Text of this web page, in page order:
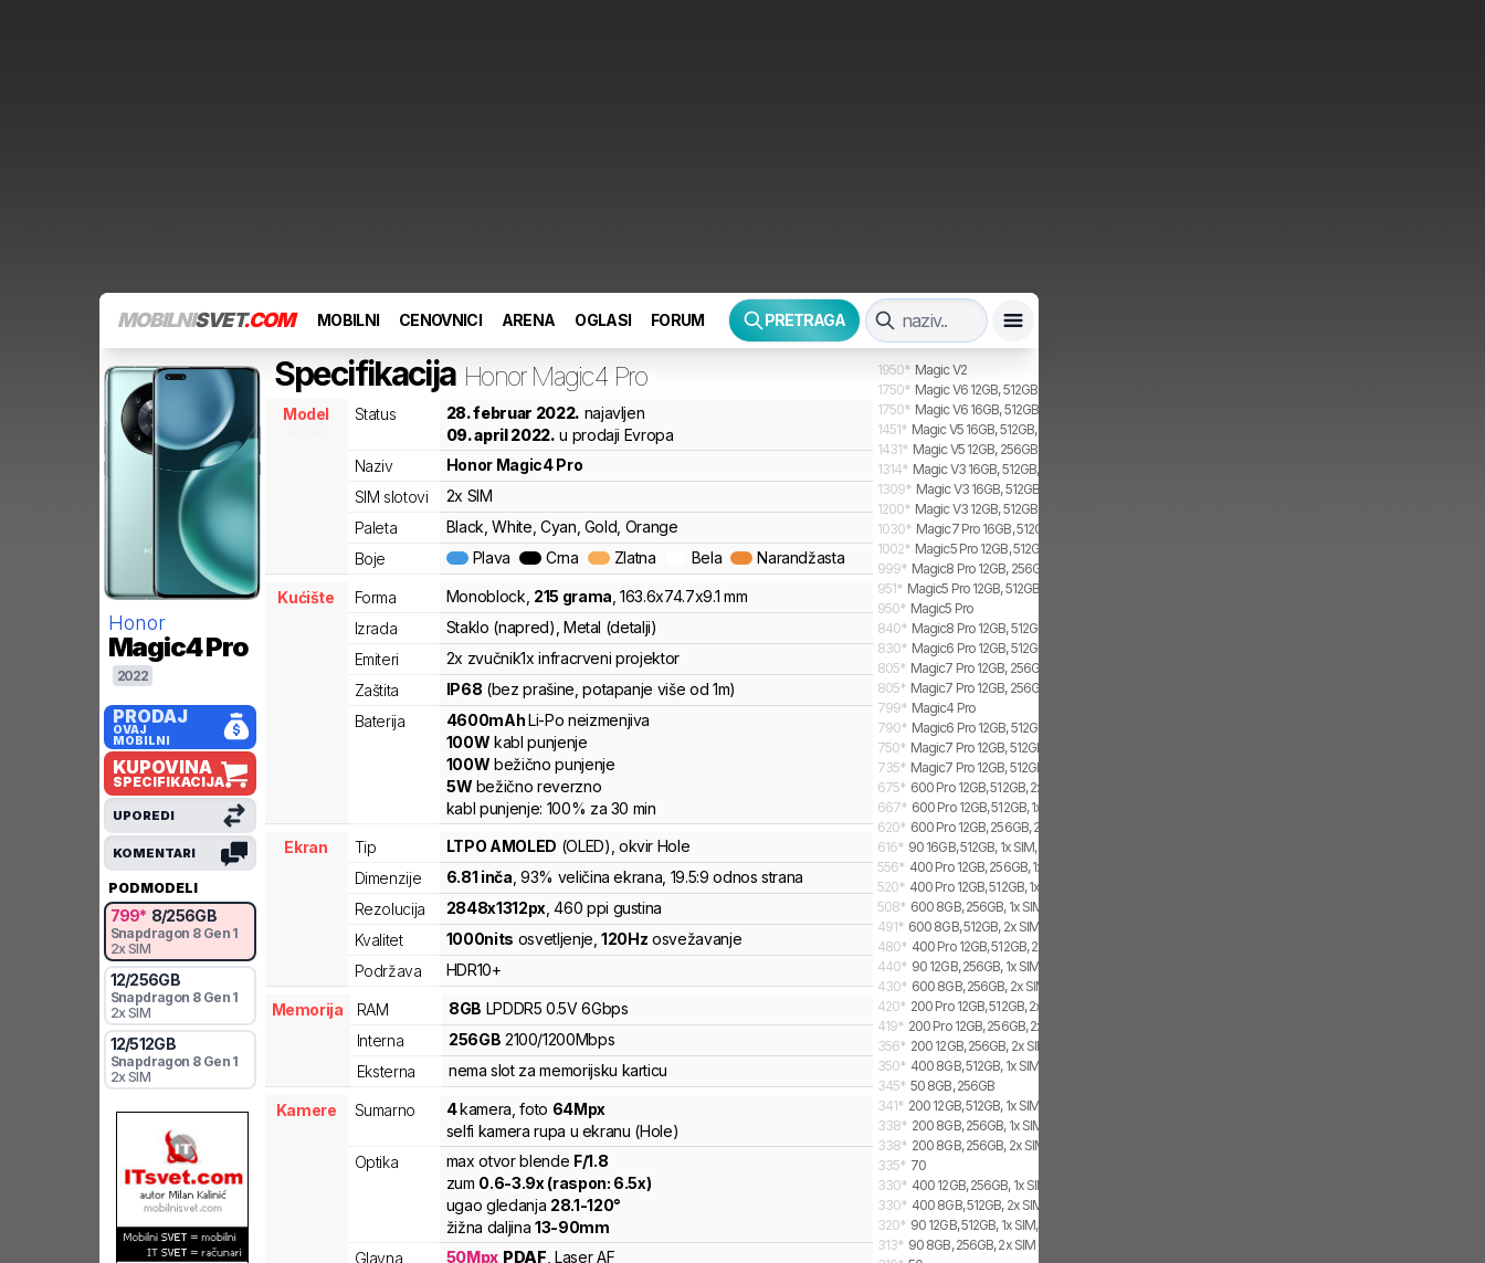
MOBILNISVET.COM MOBILNI CENOVNICI ARENA OGLASI FORUM PRETRAGA
Honor
Magic4 Pro
2022
PRODAJ
OVAJ
MOBILNI
KUPOVINA
SPECIFIKACIJA
KOMENTARI
UPOREDI
PODMODELI
799* 8/256GB
Snapdragon 8 Gen 1
2x SIM
12/256GB
Snapdragon 8 Gen 1
2x SIM
12/512GB
Snapdragon 8 Gen 1
2x SIM
Specifikacija Honor Magic4 Pro
Model
Status 28. februar 2022. najavljen
09. april 2022. u prodaji Evropa
Naziv
Honor Magic4 Pro
SIM slotovi
2x SIM
Paleta
Black, White, Cyan, Gold, Orange
Boje
Plava Crna Zlatna Bela Narandžasta
Kućište Forma Monoblock 215 grama ,163.6x74.7x9.1 mm
Izrada
Staklo (napred), Metal (detalji)
Emiteri
2x zvučnik1x infracrveni projektor
Zaštita
IP68 (bez prašine, potapanje više od 1m)
Baterija
4600mAhLi-Po neizmenjiva
100W kabl punjenje
100W bežično punjenje
5W bežično reverzno
kabl punjenje: 100% za 30 min
Ekran Tip LTPO AMOLED (OLED) , okvir Hole
Dimenzije
6.81 inča , 93% veličina ekrana , 19.5:9 odnos strana
Rezolucija
2848x1312px ,460 ppi gustina
Kvalitet
1000nits osvetljenje 120Hz osvežavanje
Podržava
HDR10+
Memorija RAM 8GB LPDDR5 0.5V 6Gbps
Interna
256GB 2100/1200Mbps
Eksterna
nema slot za memorijsku karticu
Kamere Sumarno 4kamera foto 64Mpx
selfi kamera rupa u ekranu (Hole)
Optika
max otvor blende F/1.8
zum 0.6-3.9x (raspon: 6.5x)
ugao gledanja 28.1-120°
žižna daljina 13-90mm
Glavna
50Mpx PDAF ,Laser AF
1950* Magic V2
1750* Magic V6 12GB, 512GB, 2x SIM, 2x eSIM
1750* Magic V6 16GB, 512GB, 2x SIM
1451* Magic V5 16GB, 512GB, 2x SIM
1431* Magic V5 12GB, 256GB, 2x SIM
1314* Magic V3 16GB, 512GB, 2x SIM
1309* Magic V3 16GB, 512GB, 1x SIM, 1x eSIM
1200* Magic V3 12GB, 512GB, 2x SIM
1030* Magic7 Pro 16GB, 512GB, 2x SIM
1002* Magic5 Pro 12GB, 512GB, Dual SIM
999* Magic8 Pro 12GB, 256GB, 1x SIM, 1x eSIM
951* Magic5 Pro 12GB, 512GB
950* Magic5 Pro
840* Magic8 Pro 12GB, 512GB, 1x SIM, 1x eSIM
830* Magic6 Pro 12GB, 512GB, 2x SIM
805* Magic7 Pro 12GB, 256GB, 1x SIM, 1x eSIM
805* Magic7 Pro 12GB, 256GB, 2x SIM
799* Magic4 Pro
790* Magic6 Pro 12GB, 512GB, 1x SIM, 1x eSIM
750* Magic7 Pro 12GB, 512GB, 1x SIM, 1x eSIM
735* Magic7 Pro 12GB, 512GB, 2x SIM
675* 600 Pro 12GB, 512GB, 2x SIM, 1x eSIM
667* 600 Pro 12GB, 512GB, 1x SIM, 1x eSIM
620* 600 Pro 12GB, 256GB, 2x SIM, 1x eSIM
616* 90 16GB, 512GB, 1x SIM, 1x eSIM
556* 400 Pro 12GB, 256GB, 1x SIM, 1x eSIM
520* 400 Pro 12GB, 512GB, 1x SIM, 1x eSIM
508* 600 8GB, 256GB, 1x SIM, 1x eSIM
491* 600 8GB, 512GB, 2x SIM, 1x eSIM
480* 400 Pro 12GB, 512GB, 2x SIM, 1x eSIM
440* 90 12GB, 256GB, 1x SIM, 1x eSIM
430* 600 8GB, 256GB, 2x SIM, 1x eSIM
420* 200 Pro 12GB, 512GB, 2x SIM
419* 200 Pro 12GB, 256GB, 2x SIM
356* 200 12GB, 256GB, 2x SIM
350* 400 8GB, 512GB, 1x SIM, 1x eSIM
345* 50 8GB, 256GB
341* 200 12GB, 512GB, 1x SIM, 1x eSIM
338* 200 8GB, 256GB, 1x SIM, 1x eSIM
338* 200 8GB, 256GB, 2x SIM
335* 70
330* 400 12GB, 256GB, 1x SIM, 1x eSIM
330* 400 8GB, 512GB, 2x SIM, 1x eSIM
320* 90 12GB, 512GB, 1x SIM, 1x eSIM
313* 90 8GB, 256GB, 2x SIM